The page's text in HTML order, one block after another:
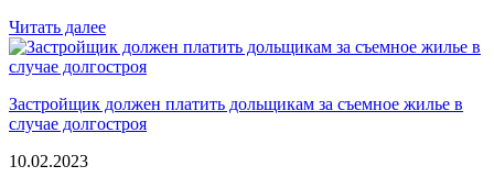
Читать далее
Застройщик должен платить дольщикам за съемное жилье в
случае долгостроя
10.02.2023